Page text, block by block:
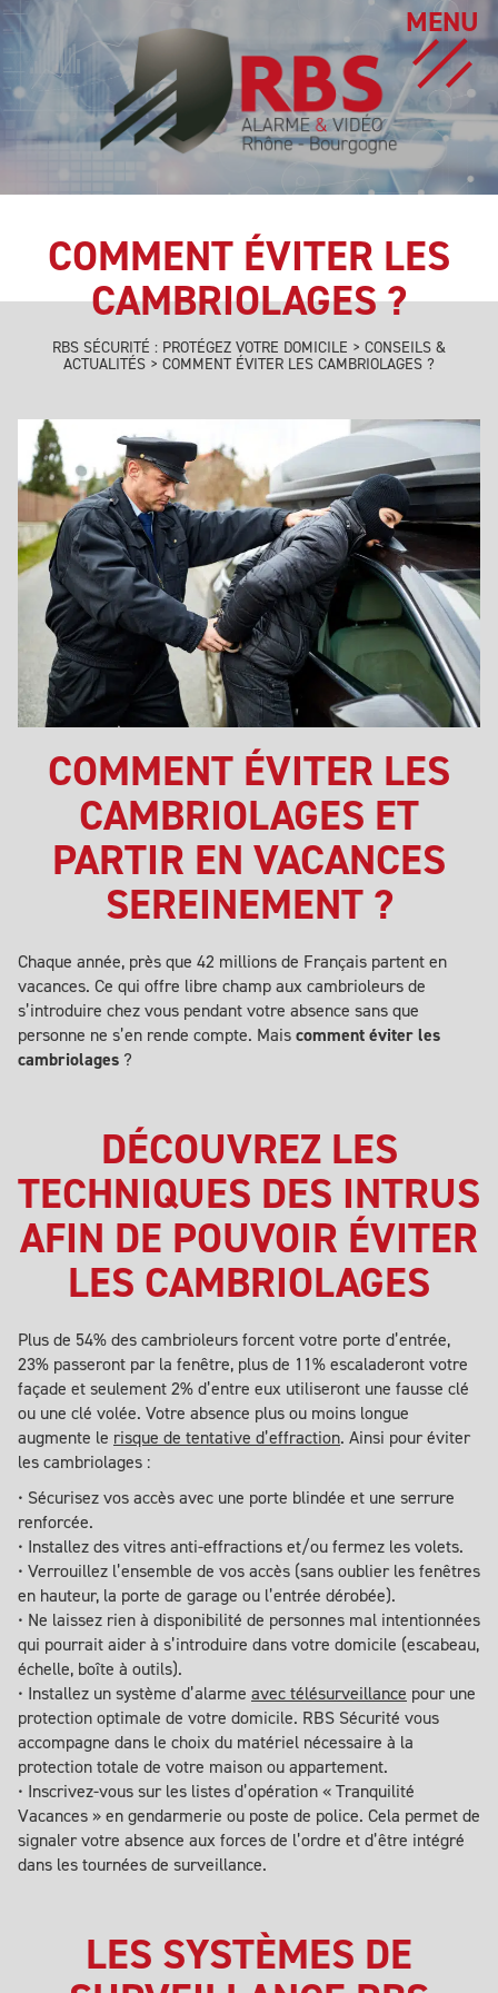
MENU
COMMENT ÉVITER LES
CAMBRIOLAGES ?
RBS SÉCURITÉ : PROTÉGEZ VOTRE DOMICILE > CONSEILS &
ACTUALITÉS > COMMENT ÉVITER LES CAMBRIOLAGES ?
COMMENT ÉVITER LES
CAMBRIOLAGES ET
PARTIR EN VACANCES
SEREINEMENT ?
Chaque année, près que 42 millions de Français partent en
vacances. Ce qui offre libre champ aux cambrioleurs de
s’introduire chez vous pendant votre absence sans que
personne ne s’en rende compte. Maiscomment éviter les
cambriolages ?
DÉCOUVREZ LES
TECHNIQUES DES INTRUS
AFIN DE POUVOIR ÉVITER
LES CAMBRIOLAGES
Plus de 54% des cambrioleurs forcent votre porte d’entrée,
23% passeront par la fenêtre, plus de 11% escaladeront votre
façade et seulement 2% d’entre eux utiliseront une fausse clé
ou une clé volée. Votre absence plus ou moins longue
augmente le risque de tentative d’effraction. Ainsi pour éviter
les cambriolages :
• Sécurisez vos accès avec une porte blindée et une serrure
renforcée.
• Installez des vitres anti-effractions et/ou fermez les volets.
• Verrouillez l’ensemble de vos accès (sans oublier les fenêtres
en hauteur, la porte de garage ou l’entrée dérobée).
• Ne laissez rien à disponibilité de personnes mal intentionnées
qui pourrait aider à s’introduire dans votre domicile (escabeau,
échelle, boîte à outils).
• Installez un système d’alarme avec télésurveillance pour une
protection optimale de votre domicile. RBS Sécurité vous
accompagne dans le choix du matériel nécessaire à la
protection totale de votre maison ou appartement.
• Inscrivez-vous sur les listes d’opération « Tranquilité
Vacances » en gendarmerie ou poste de police. Cela permet de
signaler votre absence aux forces de l’ordre et d’être intégré
dans les tournées de surveillance.
LES SYSTÈMES DE